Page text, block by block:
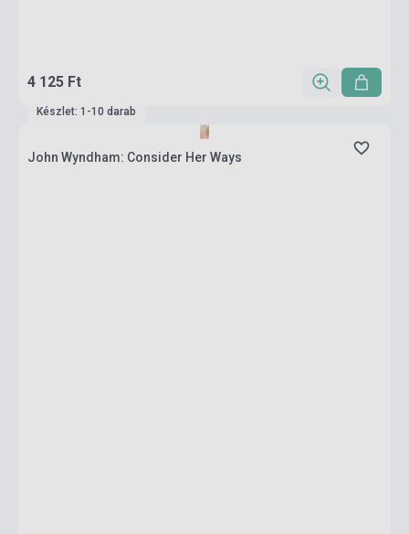
4 125 Ft
Készlet: 1-10 darab
John Wyndham: Consider Her Ways